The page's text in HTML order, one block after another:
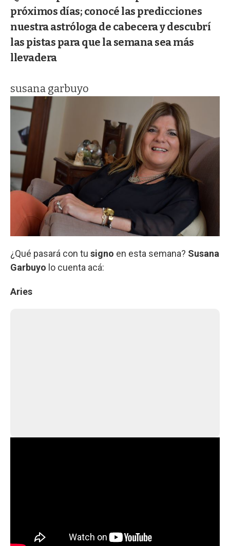
próximos días; conocé las predicciones
nuestra astróloga de cabecera y descubrí
las pistas para que la semana sea más
llevadera
susana garbuyo
¿Qué pasará con tu signo en esta semana? Susana
Garbuyo lo cuenta acá:
Aries